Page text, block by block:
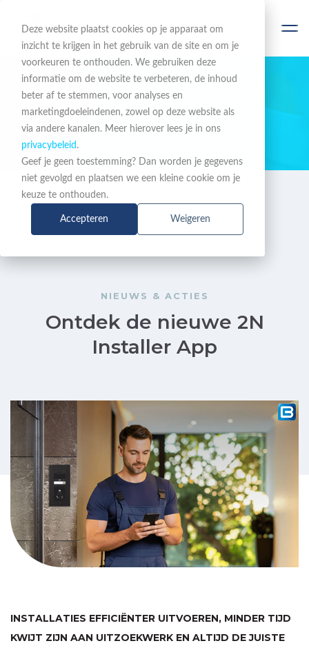
Deze website plaatst cookies op je apparaat om
inzicht te krijgen in het gebruik van de site en om je
voorkeuren te onthouden. We gebruiken deze
informatie om de website te verbeteren, de inhoud
beter af te stemmen, voor analyses en
marketingdoeleindenen, zowel op deze website als
via andere kanalen. Meer hierover lees je in ons
privacybeleid .
Geef je geen toestemming? Dan worden je gegevens
niet gevolgd en plaatsen we een kleine cookie om je
keuze te onthouden.
Accepteren Weigeren
BLIJF OP DE HOOGTE
Nieuws & Acties
Nieuws &
Acties
Installer App
NIEUWS & ACTIES
Ontdek de nieuwe 2N
Installer App
INSTALLATIES EFFICIËNTER UITVOEREN, MINDER TIJD
KWIJT ZIJN AAN UITZOEKWERK EN ALTIJD DE JUISTE